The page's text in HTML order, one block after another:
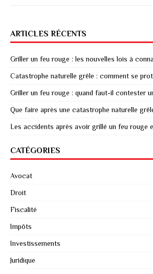
ARTICLES RÉCENTS
Griller un feu rouge : les nouvelles lois à
Catastrophe naturelle grêle : comment se
Griller un feu rouge : quand faut-il contester
Que faire après une catastrophe naturelle
Les accidents après avoir grillé un feu rouge
CATÉGORIES
Avocat
Droit
Fiscalité
Impôts
Investissements
Juridique